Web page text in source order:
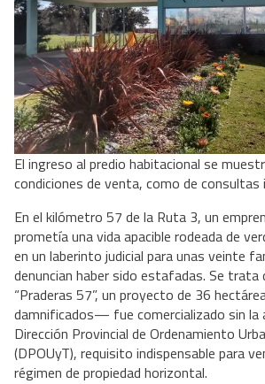
El ingreso al predio habitacional se
condiciones de venta, como de consultas
En el kilómetro 57 de la Ruta 3, un
prometía una vida apacible rodeada de
en un laberinto judicial para unas veinte
denuncian haber sido estafadas. Se trata
“Praderas 57”, un proyecto de 36
damnificados— fue comercializado sin la
Dirección Provincial de Ordenamiento
(DPOUyT), requisito indispensable para
régimen de propiedad horizontal.